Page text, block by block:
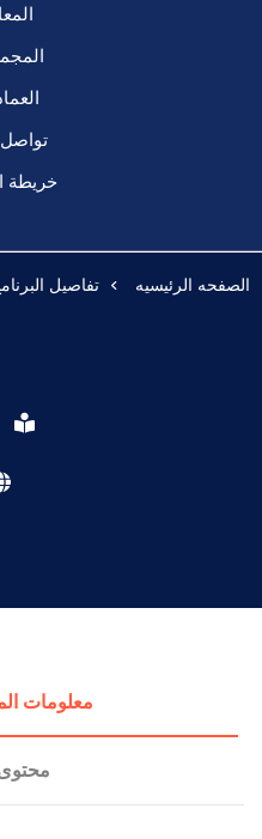
خريطة
الصفحه الرئيسيه تفاصيل
معلومات
محتوى